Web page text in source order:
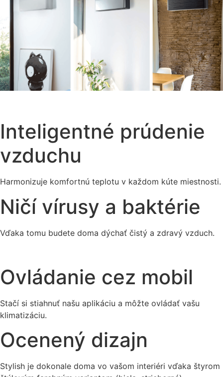
Inteligentné prúdenie
vzduchu
Harmonizuje komfortnú teplotu v každom kúte miestnosti.
Ničí vírusy a baktérie
Vďaka tomu budete doma dýchať čistý a zdravý vzduch.
Ovládanie cez mobil
Stačí si stiahnuť našu aplikáciu a môžte ovládať vašu
klimatizáciu.
Ocenený dizajn
Stylish je dokonale doma vo vašom interiéri vďaka štyrom